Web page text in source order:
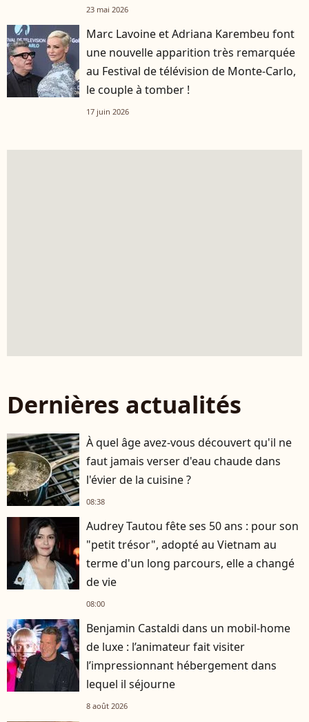
23 mai 2026
Marc Lavoine et Adriana Karembeu font
une nouvelle apparition très remarquée
au Festival de télévision de Monte-Carlo,
le couple à tomber !
17 juin 2026
Dernières actualités
À quel âge avez-vous découvert qu'il ne
faut jamais verser d'eau chaude dans
l'évier de la cuisine ?
08:38
Audrey Tautou fête ses 50 ans : pour son
"petit trésor", adopté au Vietnam au
terme d'un long parcours, elle a changé
de vie
08:00
Benjamin Castaldi dans un mobil-home
de luxe : l’animateur fait visiter
l’impressionnant hébergement dans
lequel il séjourne
8 août 2026